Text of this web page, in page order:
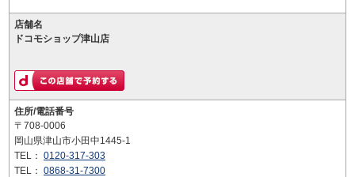
店舗名
ドコモショップ津山店
住所/電話番号
〒708-0006
岡山県津山市小田中1445-1
TEL： 0120-317-303
TEL： 0868-31-7300